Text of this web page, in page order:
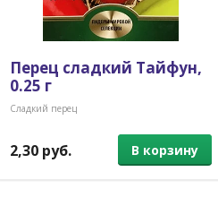
Перец сладкий Тайфун,
0.25 г
Сладкий перец
2,30 руб. В корзину